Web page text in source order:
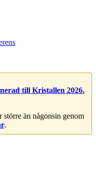
till Kristallen 2026.
större än någonsin genom
.